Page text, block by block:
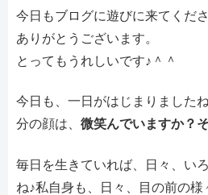
今日もブログに遊びに来てくだ
ありがとうございます。
とってもうれしいです♪＾＾
今日も、一日がはじまりました
分の顔は、 微笑んでいますか？
毎日を生きていれば、日々、い
ね♪私自身も、日々、目の前の様